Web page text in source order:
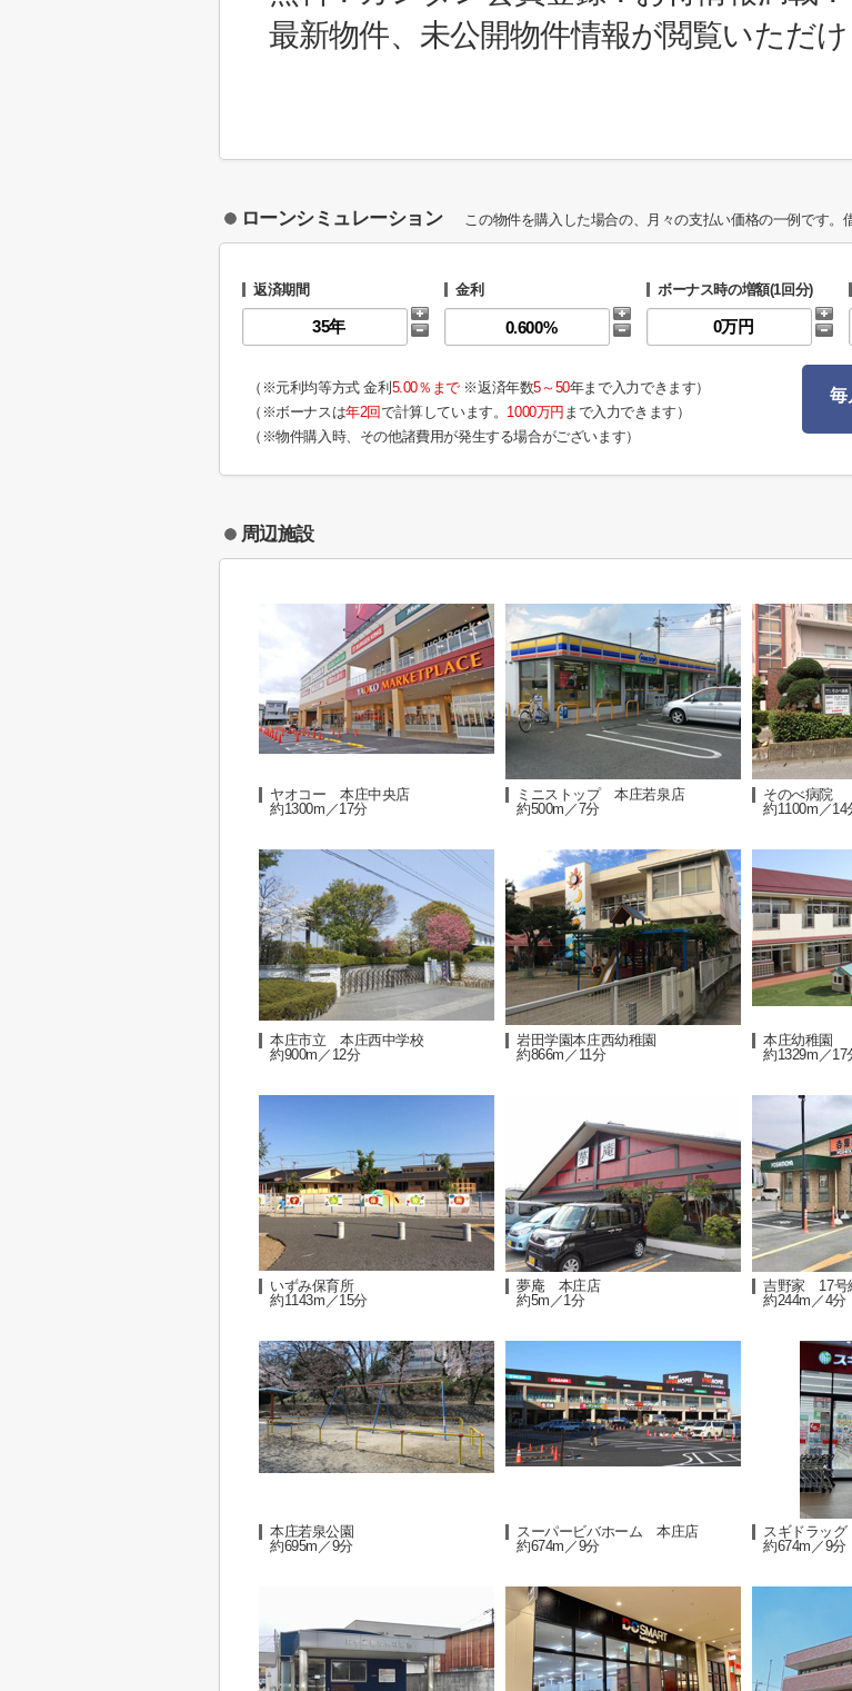
最新物件、未公開物件情報が閲覧いただけ
ローンシミュレーション この物件を購入した場合の、月々の支払い価格の一例です。
返済期間 金利 ボーナス時の増額(1回分)
（※元利均等方式 金利 5.00％まで※返済年数5～50年まで入力できます）
（※ボーナスは年2回で計算しています。 1000万円 まで入力できます）
（※物件購入時、その他諸費用が発生する場合がございます）
毎
周辺施設
ヤオコー 本庄中央店
約1300m／17分
ミニストップ 本庄若泉店
約500m／7分
そのべ病院
約1100m／14
本庄市立 本庄西中学校
約900m／12分
岩田学園本庄西幼稚園
約866m／11分
本庄幼稚園
約1329m／17
いずみ保育所
約1143m／15分
夢庵 本庄店
約5m／1分
吉野家 17号
約244m／4分
本庄若泉公園
約695m／9分
スーパービバホーム 本庄店
約674m／9分
スギドラッ
約674m／9分